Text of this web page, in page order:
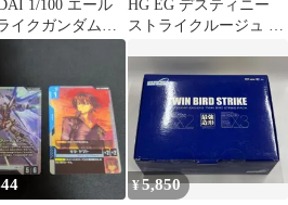
1/100 エール
イクガンダム
バージョン
HG EG デスティニー
ストライクルージュ ガ
¥5,850